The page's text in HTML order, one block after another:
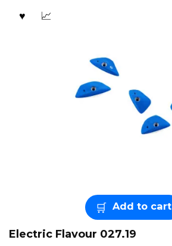
Add to cart
Electric Flavour 027.19